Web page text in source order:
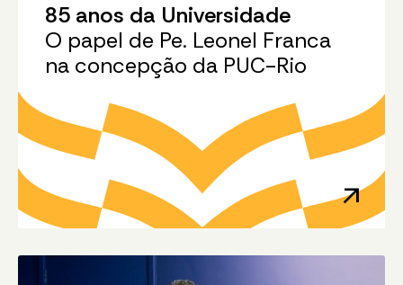
85 anos da Universidade
O papel de Pe. Leonel Franca
na concepção da PUC-Rio
arrow_outward